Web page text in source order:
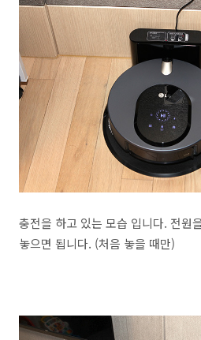
충전을 하고 있는 모습 입니다. 전원
놓으면 됩니다. (처음 놓을 때만)